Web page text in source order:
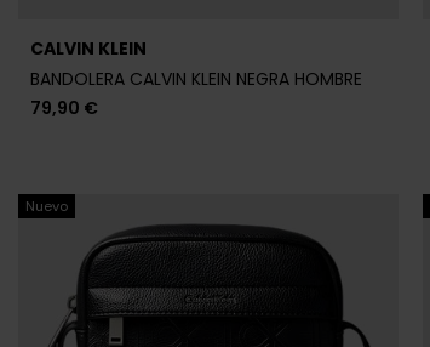
CALVIN KLEIN
BANDOLERA CALVIN KLEIN NEGRA HOMBRE
79,90 €
Nuevo